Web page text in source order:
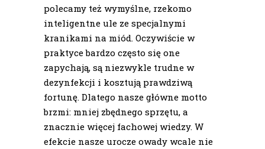
polecamy też wymyślne, rzekomo
inteligentne ule ze specjalnymi
kranikami na miód. Oczywiście w
praktyce bardzo często się one
zapychają, są niezwykle trudne w
dezynfekcji i kosztują prawdziwą
fortunę. Dlatego nasze główne motto
brzmi: mniej zbędnego sprzętu, a
znacznie więcej fachowej wiedzy. W
efekcie nasze urocze owady wcale nie